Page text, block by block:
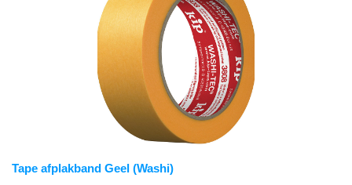
Tape afplakband Geel (Washi)